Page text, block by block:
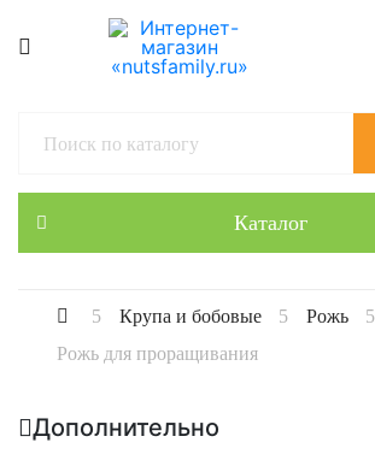
Каталог
Крупа и бобовые
Рожь
Рожь для проращивания
Дополнительно